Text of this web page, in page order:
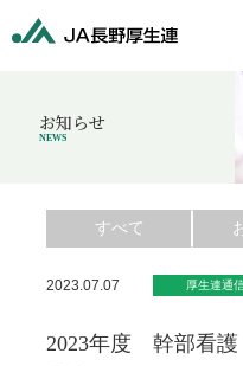
お知らせ
NEWS
すべて
2023.07.07 厚生連通
2023年度 幹部看護